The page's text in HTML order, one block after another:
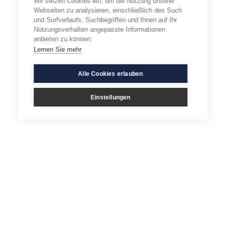
Webseiten zu analysieren, einschließlich des Such
und Surfverlaufs, Suchbegriffen und Ihnen auf Ihr
Nutzungsverhalten angepasste Informationen
anbieten zu können.
Lernen Sie mehr
Alle Cookies erlauben
Einstellungen